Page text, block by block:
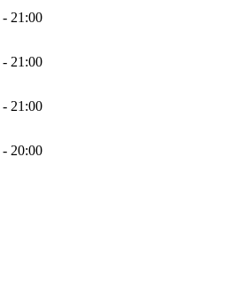
21:00
21:00
21:00
20:00